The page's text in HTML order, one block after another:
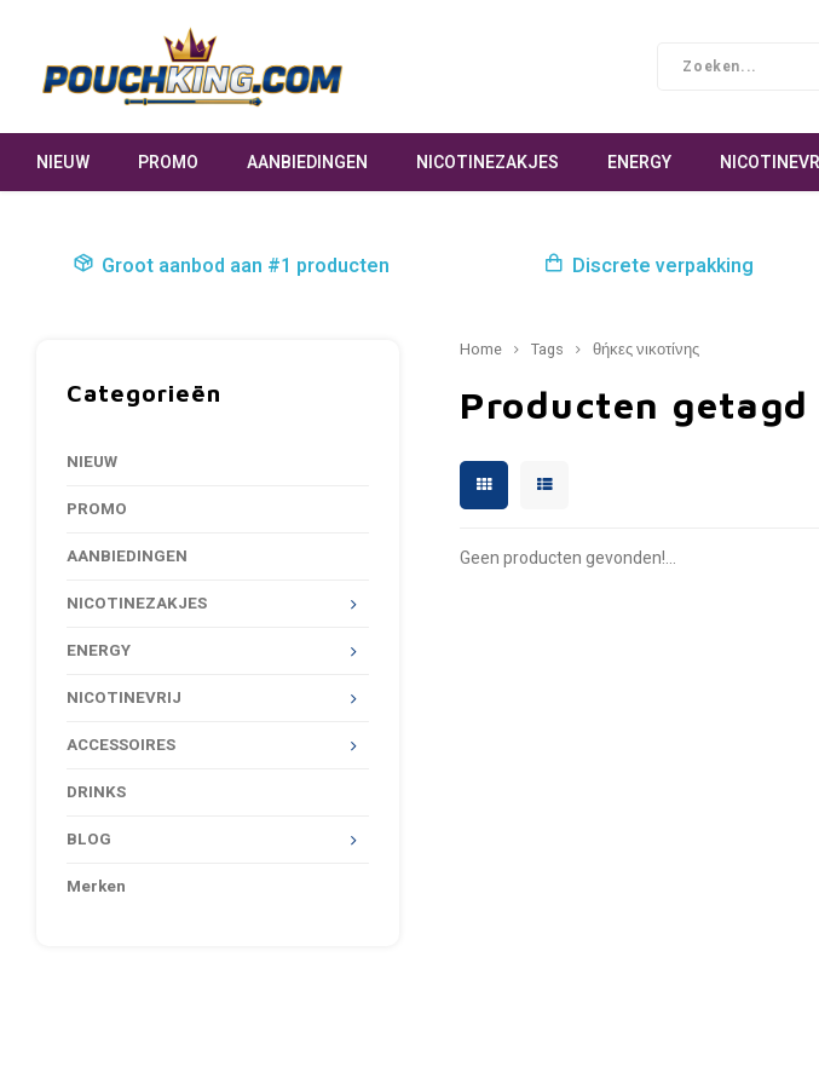
NIEUW PROMO AANBIEDINGEN NICOTINEZAKJES ENERGY
Groot aanbod aan #1 producten Discrete verpakking
Categorieën
NIEUW
PROMO
AANBIEDINGEN
NICOTINEZAKJES
ENERGY
NICOTINEVRIJ
ACCESSOIRES
DRINKS
BLOG
Merken
Home Tags θήκες νικοτίνης
Producten getagd
Geen producten gevonden!...